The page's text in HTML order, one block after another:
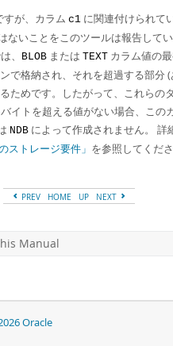
すが、カラム c1 に関連付けられて
ないことをこのツールは報告して
、 BLOB または TEXT カラム値の
で格納され、それを超過する部分
ためです。したがって、これらの
イトを超える値がない場合、この
NDB によって作成されません。 詳
ストレージ要件」 を参照してくださ
PREV HOME UP NEXT
Manual
Oracle